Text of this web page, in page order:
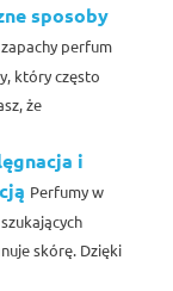
sposoby
perfum
który często
że
i
Perfumy w
skórę. Dzięki